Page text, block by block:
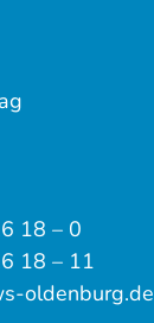
18 – 0
18 – 11
oldenburg.de